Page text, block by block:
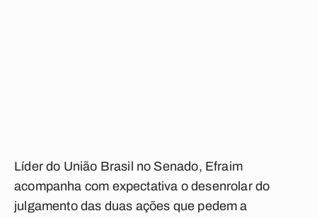
Líder do União Brasil no Senado, Efraim
acompanha com expectativa o desenrolar do
julgamento das duas ações que pedem a